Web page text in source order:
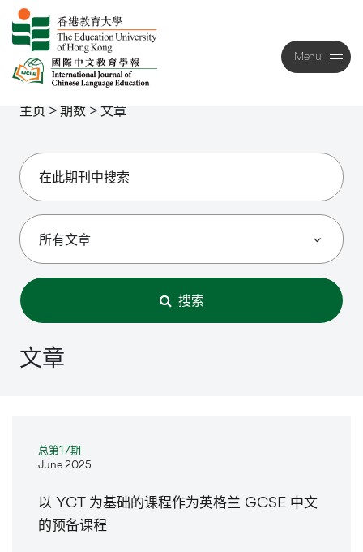
Menu
Close
主页 >期数 >文章
搜索
文章
总第17期
June 2025
以 YCT 为基础的课程作为英格兰 GCSE 中文
的预备课程